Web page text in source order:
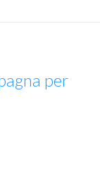
per